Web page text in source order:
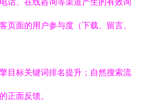
页面的用户参与度（下载、留言、
目标关键词排名提升；自然搜索流
正面反馈。